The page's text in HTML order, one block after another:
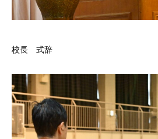
校長 式辞